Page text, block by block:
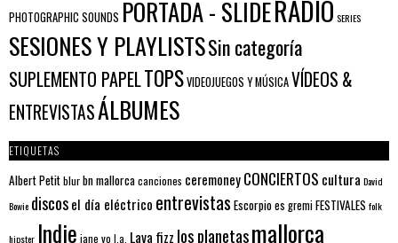
PHOTOGRAPHIC SOUNDS PORTADA - SLIDERADIO SERIES
SESIONES Y PLAYLISTSSin categoría
SUPLEMENTO PAPELTOPSVIDEOJUEGOS Y MÚSICAVÍDEOS &
ENTREVISTASÁLBUMES
ETIQUETAS
Albert Petitblurbn mallorcacanciones ceremoneyCONCIERTOS cultura David
Bowie discosel día eléctrico entrevistas Escorpioes gremiFESTIVALES folk
hipster Indie jane yo l.a. Lava fizz los planetasmallorca